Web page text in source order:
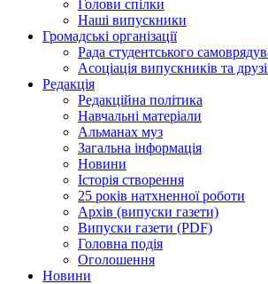
Голови спілки
Наші випускники
Громадські організації
Рада студентського
Асоціація випускників та
Редакція
Редакційна політика
Навчальні матеріали
Альманах муз
Загальна інформація
Новини
Історія створення
25 років натхненної роботи
Архів (випуски газети)
Випуски газети (PDF)
Головна подія
Оголошення
Новини